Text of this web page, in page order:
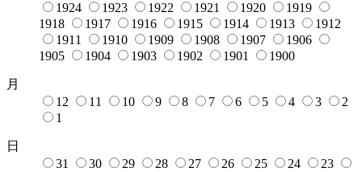
1924
1923 1922 1921 1920
1919
1918
1917 1916 1915 1914 1913
1912
1911
1910 1909 1908 1907
1906
1905
1904 1903 1902 1901 1900
月
12
11 10 9 8 7 6 5 4 3
2
1
日
31
30 29 28 27 26 25 24
23